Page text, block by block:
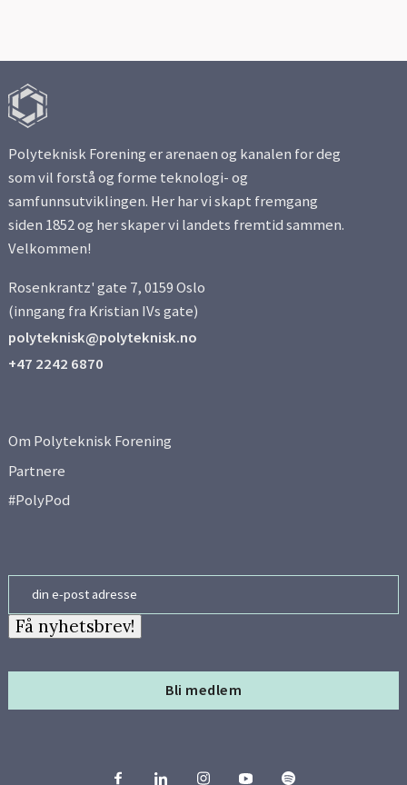
Polyteknisk Forening er arenaen og kanalen for deg
som vil forstå og forme teknologi- og
samfunnsutviklingen. Her har vi skapt fremgang
siden 1852 og her skaper vi landets fremtid sammen.
Velkommen!
Rosenkrantz' gate 7, 0159 Oslo
(inngang fra Kristian IVs gate)
polyteknisk@polyteknisk.no
+47 2242 6870
Om Polyteknisk Forening
Partnere
#PolyPod
Bli medlem
Få nyhetsbrev!